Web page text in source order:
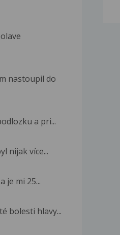
nastoupil do
a pri...
nijak více...
je mi 25...
bolesti hlavy...